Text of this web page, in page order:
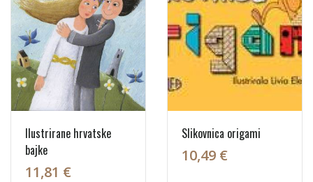
Ilustrirane hrvatske
bajke
11,81 €
Slikovnica origami
10,49 €